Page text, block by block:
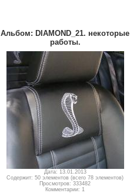
Альбом: DIAMOND_21. некоторые
работы.
Дата: 13.01.2013
Содержит: 50 элементов (всего 78 элементов)
Просмотров: 333482
Комментарии: 1